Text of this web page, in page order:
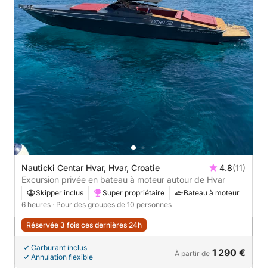
Nauticki Centar Hvar, Hvar, Croatie 4.8(11)
Excursion privée en bateau à moteur autour de Hvar
Skipper inclus Super propriétaire
Bateau à moteur
6 heures · Pour des groupes de 10 personnes
Réservée 3 fois ces dernières 24h
Carburant inclus
Annulation flexible
À partir de 1 290 €